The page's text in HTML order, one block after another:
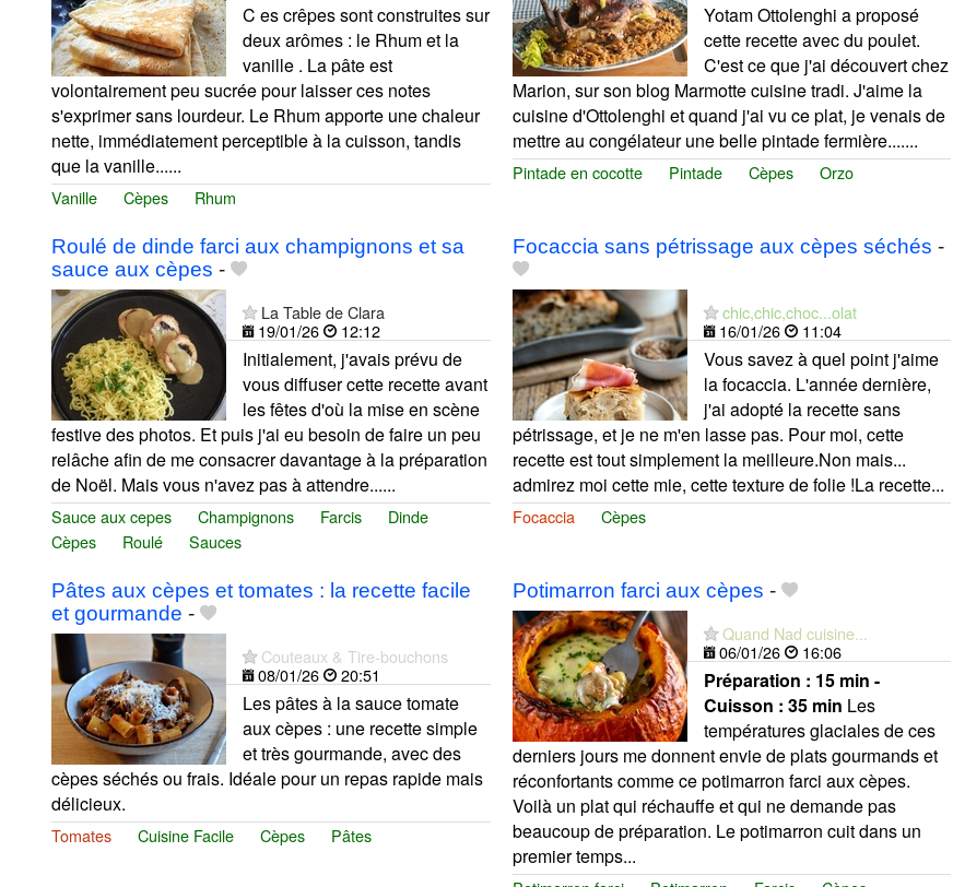
C es crêpes sont construites sur
deux arômes : le Rhum et la
vanille . La pâte est
volontairement peu sucrée pour laisser ces notes
s'exprimer sans lourdeur. Le Rhum apporte une chaleur
nette, immédiatement perceptible à la cuisson, tandis
que la vanille......
Vanille Cèpes Rhum
Yotam Ottolenghi a proposé
cette recette avec du poulet.
C'est ce que j'ai découvert chez
Marion, sur son blog Marmotte cuisine tradi. J'aime la
cuisine d'Ottolenghi et quand j'ai vu ce plat, je venais de
mettre au congélateur une belle pintade fermière.......
Pintade en cocotte Pintade Cèpes Orzo
Roulé de dinde farci aux champignons et sa
sauce aux cèpes -
La Table de Clara
19/01/26
12:12
Initialement, j'avais prévu de
vous diffuser cette recette avant
les fêtes d'où la mise en scène
festive des photos. Et puis j'ai eu besoin de faire un peu
relâche afin de me consacrer davantage à la préparation
de Noël. Mais vous n'avez pas à attendre......
Sauce aux cepes Champignons Farcis
Dinde
Cèpes
Roulé Sauces
Focaccia sans pétrissage aux cèpes séchés -
chic,chic,choc...olat
16/01/26
11:04
Vous savez à quel point j'aime
la focaccia. L'année dernière,
j'ai adopté la recette sans
pétrissage, et je ne m'en lasse pas. Pour moi, cette
recette est tout simplement la meilleure.Non mais...
admirez moi cette mie, cette texture de folie !La recette...
Focaccia Cèpes
Pâtes aux cèpes et tomates : la recette facile
et gourmande -
Couteaux & Tire-bouchons
08/01/26
20:51
Les pâtes à la sauce tomate
aux cèpes : une recette simple
et très gourmande, avec des
cèpes séchés ou frais. Idéale pour un repas rapide mais
délicieux.
Tomates Cuisine Facile Cèpes Pâtes
Potimarron farci aux cèpes -
Quand Nad cuisine...
06/01/26
16:06
Préparation : 15 min -
Cuisson : 35 min Les
températures glaciales de ces
derniers jours me donnent envie de plats gourmands et
réconfortants comme ce potimarron farci aux cèpes.
Voilà un plat qui réchauffe et qui ne demande pas
beaucoup de préparation. Le potimarron cuit dans un
premier temps...